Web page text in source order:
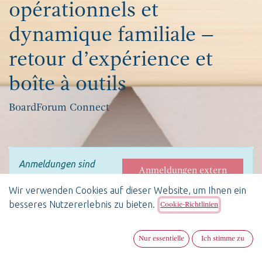
opérationnels et
dynamique familiale –
retour d’expérience et
boîte à outils
BoardForum Connect
Anmeldungen sind
geschlossen
Anmeldungen extern
oder geschlossen
Gouverner une entreprise
familiale : entre gouvernance,
Wir verwenden Cookies auf dieser Website, um Ihnen ein
besseres Nutzererlebnis zu bieten.
Cookie-Richtlinien
Nur essentielle Ich stimme zu